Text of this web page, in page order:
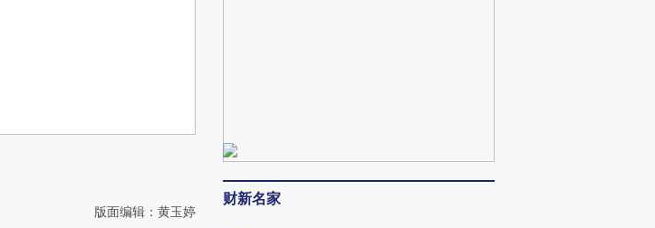
版面编辑：黄玉婷
财新名家